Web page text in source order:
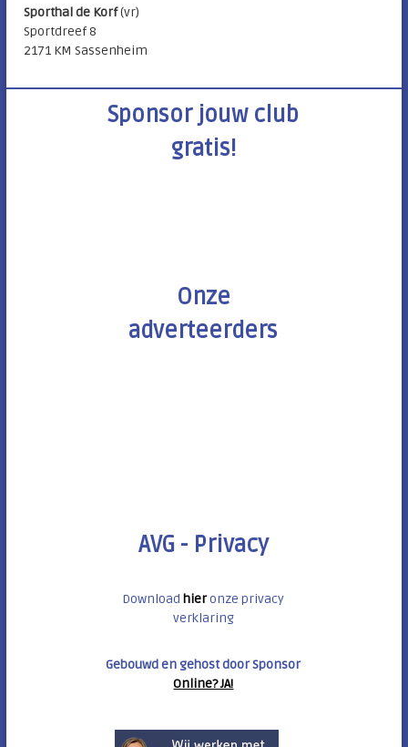
Sporthal de Korf(vr)
Sportdreef 8
2171 KM Sassenheim
Sponsor jouw club
gratis!
Onze
adverteerders
AVG - Privacy
Download hieronze privacy
verklaring
Gebouwd en gehost door Sponsor
Online? JA!